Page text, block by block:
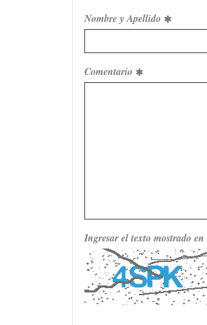
Nombre y Apellido
Comentario
Ingresar el texto mostrado